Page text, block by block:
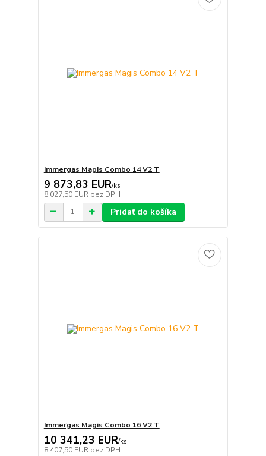
Immergas Magis Combo 14 V2 T
9 873,83 EUR/ks
8 027,50 EUR bez DPH
Pridať do košíka
Immergas Magis Combo 16 V2 T
10 341,23 EUR/ks
8 407,50 EUR bez DPH